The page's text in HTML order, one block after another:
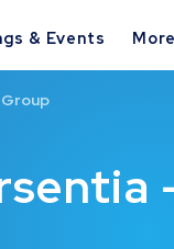
& Events More